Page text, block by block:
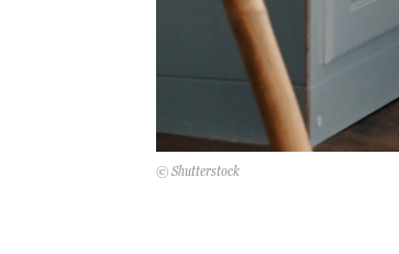
© Shutterstock